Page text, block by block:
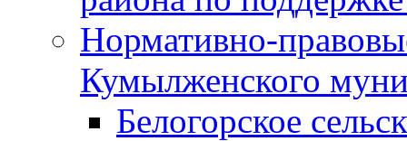
Нормативно-
Кумылженского
Белогорское